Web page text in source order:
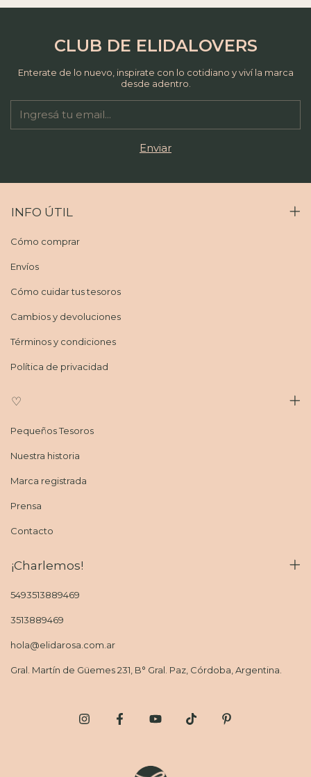
CLUB DE ELIDALOVERS
Enterate de lo nuevo, inspirate con lo cotidiano y viví la marca
desde adentro.
INFO ÚTIL
Cómo comprar
Envíos
Cómo cuidar tus tesoros
Cambios y devoluciones
Términos y condiciones
Política de privacidad
♡
Pequeños Tesoros
Nuestra historia
Marca registrada
Prensa
Contacto
¡Charlemos!
5493513889469
3513889469
hola@elidarosa.com.ar
Gral. Martín de Güemes 231, B° Gral. Paz, Córdoba, Argentina.